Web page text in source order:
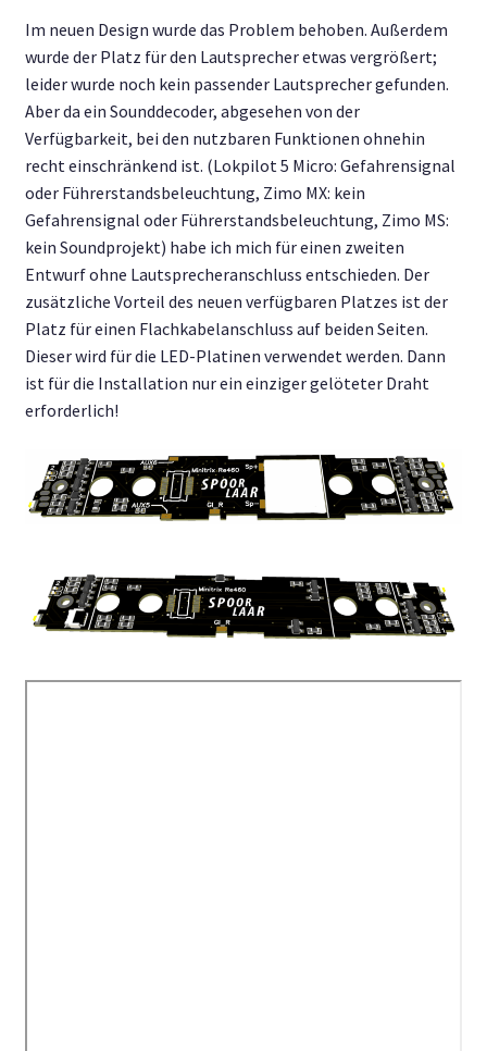
Im neuen Design wurde das Problem behoben. Außerdem
wurde der Platz für den Lautsprecher etwas vergrößert;
leider wurde noch kein passender Lautsprecher gefunden.
Aber da ein Sounddecoder, abgesehen von der
Verfügbarkeit, bei den nutzbaren Funktionen ohnehin
recht einschränkend ist. (Lokpilot 5 Micro: Gefahrensignal
oder Führerstandsbeleuchtung, Zimo MX: kein
Gefahrensignal oder Führerstandsbeleuchtung, Zimo MS:
kein Soundprojekt) habe ich mich für einen zweiten
Entwurf ohne Lautsprecheranschluss entschieden. Der
zusätzliche Vorteil des neuen verfügbaren Platzes ist der
Platz für einen Flachkabelanschluss auf beiden Seiten.
Dieser wird für die LED-Platinen verwendet werden. Dann
ist für die Installation nur ein einziger gelöteter Draht
erforderlich!